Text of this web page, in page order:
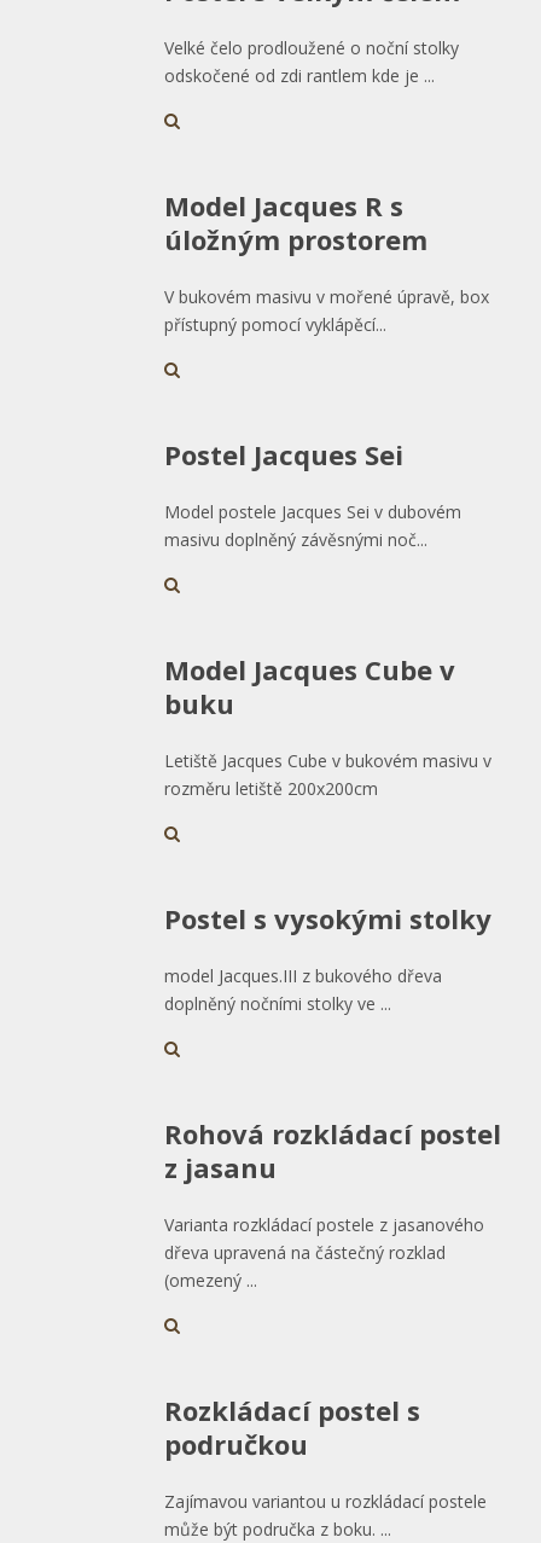
Velké čelo prodloužené o noční stolky
odskočené od zdi rantlem kde je ...
Model Jacques R s
úložným prostorem
V bukovém masivu v mořené úpravě, box
přístupný pomocí vyklápěcí...
Postel Jacques Sei
Model postele Jacques Sei v dubovém
masivu doplněný závěsnými noč...
Model Jacques Cube v
buku
Letiště Jacques Cube v bukovém masivu v
rozměru letiště 200x200cm
Postel s vysokými stolky
model Jacques.III z bukového dřeva
doplněný nočními stolky ve ...
Rohová rozkládací postel
z jasanu
Varianta rozkládací postele z jasanového
dřeva upravená na částečný rozklad
(omezený ...
Rozkládací postel s
područkou
Zajímavou variantou u rozkládací postele
může být područka z boku. ...